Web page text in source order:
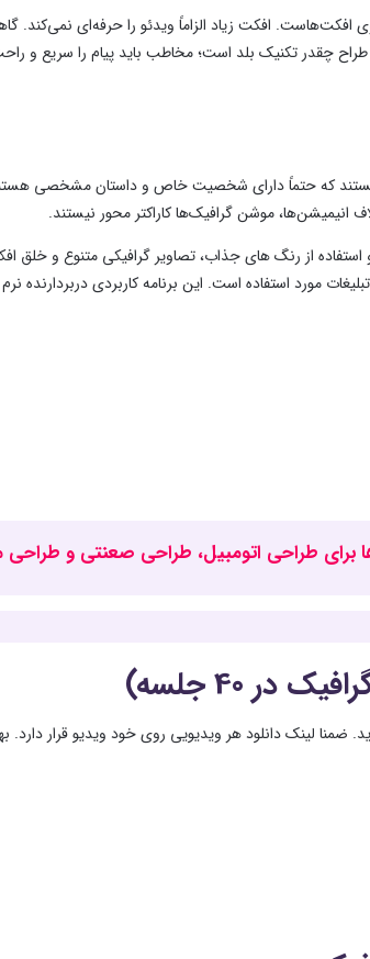
افکت‌هاست. افکت زیاد الزاماً ویدئو را حرفه‌ای نمی‌کند.
تکنیک بلد است؛ مخاطب باید پیام را سریع و
که حتماً دارای شخصیت خاص و داستان مشخصی هستند
موشن گرافیک‌ها کاراکتر محور نیستند.
و استفاده از رنگ های جذاب، تصاویر گرافیکی متنوع و
مورد استفاده است. این برنامه کاربردی دربردارنده
برای طراحی اتومبیل، طراحی صعنتی و طراحی
40 جلسه)
ضمنا لینک دانلود هر ویدیویی روی خود ویدیو قرار